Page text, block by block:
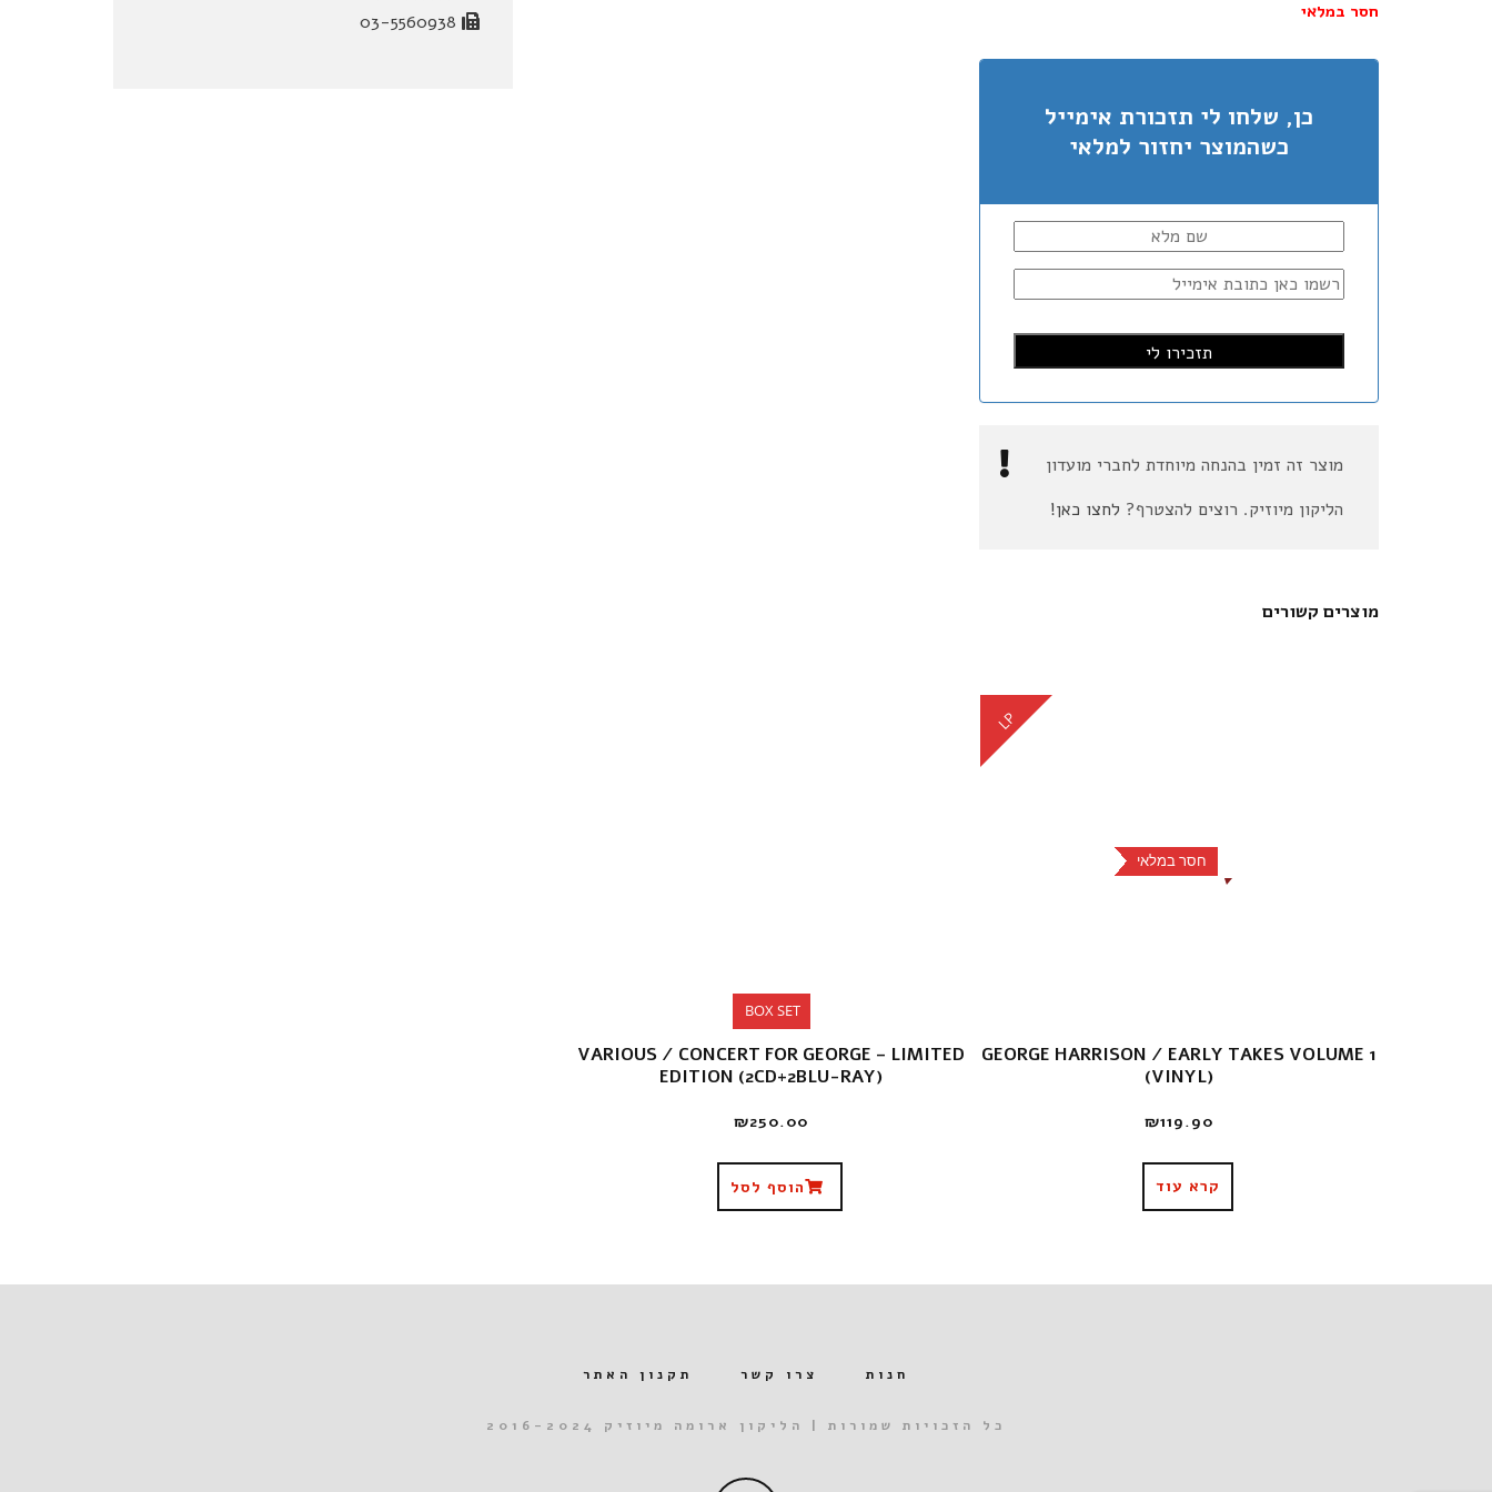
חסר במלאי
כן, שלחו לי תזכורת אימייל
כשהמוצר יחזור למלאי
מוצר זה זמין בהנחה מיוחדת לחברי מועדון
הליקון מיוזיק. רוצים להצטרף? לחצו כאן!
מוצרים קשורים
חסר במלאי
LP
GEORGE HARRISON / EARLY TAKES VOLUME 1
(VINYL)
₪119.90
קרא עוד
BOX SET
VARIOUS / CONCERT FOR GEORGE – LIMITED
EDITION (2CD+2BLU-RAY)
₪250.00
הוסף לסל
חנות צרו קשר תקנון האתר
כל הזכויות שמורות | הליקון ארומה מיוזיק 2016-2024